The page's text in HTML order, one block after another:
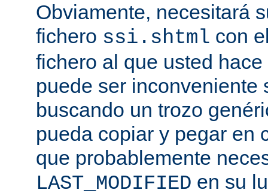
Obviamente, necesitará
fichero ssi.shtml con
fichero al que usted
puede ser inconveniente
buscando un trozo
pueda copiar y pegar en
que probablemente
LAST_MODIFIED en su